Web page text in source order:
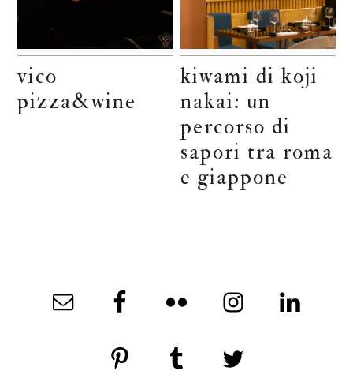
vico
pizza&wine
kiwami di koji
nakai: un
percorso di
sapori tra roma
e giappone